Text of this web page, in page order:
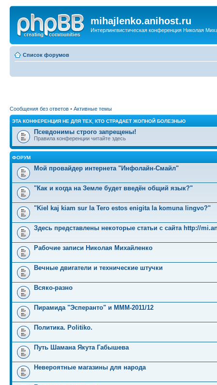
mihajlenko.anihost.ru
Интерлингвистическая конференция Николая
Список форумов
Сообщения без ответов • Активные темы
ЭТА КОНФЕРЕНЦИЯ НЕ ДЛЯ ТЕХ, КТО СТРАДАЕТ ЖОПНОЙ БОЛЕЗНЬЮ
Псевдонимы строго запрещены!
Правила конференции читайте здесь
ФОРУМ
Мой провайдер интернета "Инфолайн-Смайл"
"Как и когда на Земле будет введён общий язык?"
"Kiel kaj kiam sur la Tero estos enigita la komuna lingvo?"
Здесь представлены некоторые статьи с сайта http://
Рабочие записи Николая Михайленко
Вечные двигатели и технические штучки
Всяко-разно
Пирамида "Эсперанто" и MMM-2011/12
Политика. Politiko.
Путь Шамана Якута Габышева
Невероятные магазины для народа